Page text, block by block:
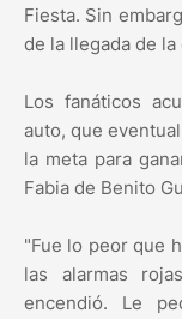
Fiesta. Sin
de la llegada de
Los fanáticos
auto, que
la meta para
Fabia de Benito
"Fue lo peor que
las alarmas
encendió. Le